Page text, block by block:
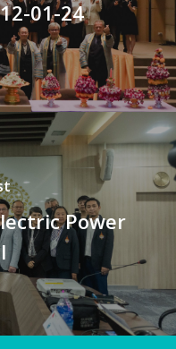
01-24
Power